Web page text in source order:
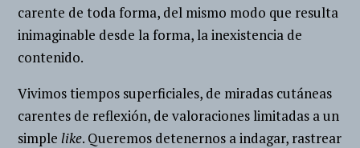
carente de toda forma, del mismo modo que resulta
inimaginable desde la forma, la inexistencia de
contenido.
Vivimos tiempos superficiales, de miradas cutáneas
carentes de reflexión, de valoraciones limitadas a un
simplelike. Queremos detenernos a indagar, rastrear